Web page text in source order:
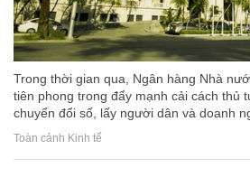
Trong thời gian qua, Ngân hàng Nhà
tiên phong trong đẩy mạnh cải cách thủ
chuyển đổi số, lấy người dân và doanh
Toàn cảnh Kinh tế